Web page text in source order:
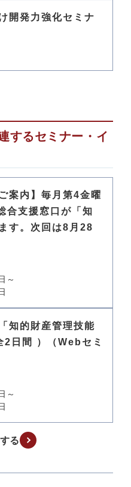
開発力強化セミナ
するセミナー・イ
案内】毎月第4金曜
合支援窓口が「知
す。次回は8月28
～
知的財産管理技能
2日間 ）（Webセミ
～
る